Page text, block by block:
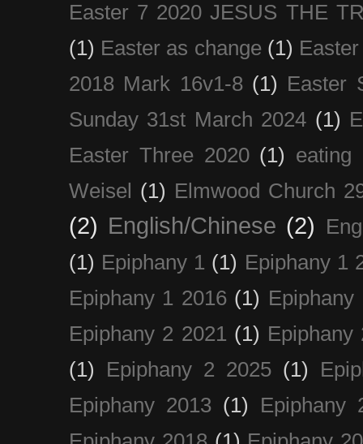
Easter 7 2020 JESUS THE
(1) Easter as change (1)
2018 Mark 16v1-8 (1) Easter
Sunday 31st March 2024 (1)
Easter Three 2020 (1) eating
Weisel (1) Elmwood Church
(2) English/Chinese (2)
(1) Epiphany 1 (1) Epiphany 1
Epiphany 1 2016 (1) Epiphany
Epiphany 2 2021 (1) Epiphany
(1)
Epiphany 2 2025 (1)
Epiphany 2013 (1)
Epiphany